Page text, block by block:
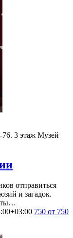
76. 3 этаж Музей
отправиться
и загадок.
750 от 750